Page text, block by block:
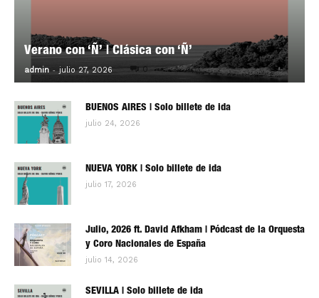
Verano con ‘Ñ’ | Clásica con ‘Ñ’
admin - julio 27, 2026 0
BUENOS AIRES | Solo billete de ida
julio 24, 2026
NUEVA YORK | Solo billete de ida
julio 17, 2026
Julio, 2026 ft. David Afkham | Pódcast de la Orquesta
y Coro Nacionales de España
julio 14, 2026
SEVILLA | Solo billete de ida